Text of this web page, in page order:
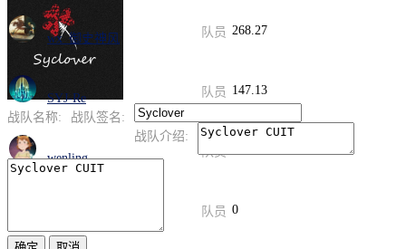
wx_御史神风 队员 268.27
SYJ-Re 队员 147.13
wenling 队员
队员 0
战队名称:
战队签名:
战队介绍: